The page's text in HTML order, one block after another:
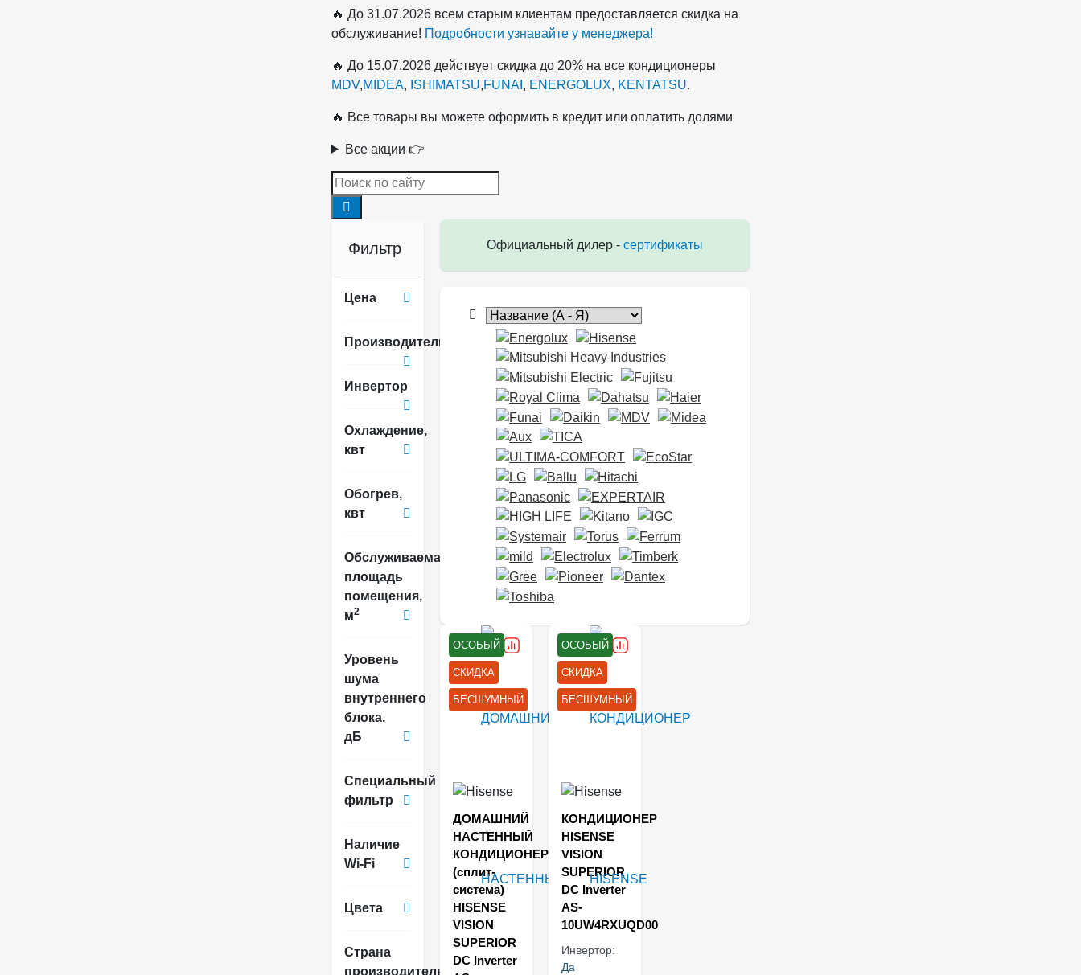
🔥 До 31.07.2026 всем старым клиентам предоставляется скидка на
обслуживание! Подробности узнавайте у менеджера!
🔥 До 15.07.2026 действует скидка до 20% на все кондиционеры
MDV,MIDEA, ISHIMATSU,FUNAI , ENERGOLUX, KENTATSU.
🔥 Все товары вы можете оформить в кредит или оплатить долями
Все акции 👉
Фильтр
Цена
Производитель
Инвертор
Охлаждение,
квт
Обогрев,
квт
Обслуживаемая
площадь
помещения,
м2
Уровень
шума
внутреннего
блока,
дБ
Специальный
фильтр
Наличие
Wi-Fi
Цвета
Страна
производитель
Официальный дилер - сертификаты
ОСОБЫЙ
СКИДКА
БЕСШУМНЫЙ
ДОМАШНИЙ
НАСТЕННЫЙ
КОНДИЦИОНЕР
(сплит-
система)
HISENSE
VISION
SUPERIOR
DC Inverter
ОСОБЫЙ
СКИДКА
БЕСШУМНЫЙ
КОНДИЦИОНЕР
HISENSE
VISION
SUPERIOR
DC Inverter
AS-
10UW4RXUQD00
Инвертор:
Да